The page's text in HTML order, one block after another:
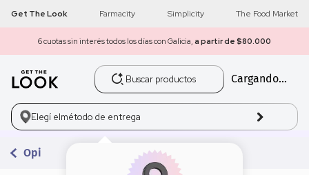
Get The Look Farmacity Simplicity The Food Market
6 cuotas sin interés todos los días con Galicia, a partir de $80.000
Buscar productos
Cargando...
Elegí elmétodo de entrega
Opi
1 get the look
2 máscara pestañas